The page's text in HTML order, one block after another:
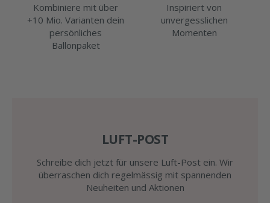
Kombiniere mit über
+10 Mio. Varianten dein
persönliches
Ballonpaket
Inspiriert von
unvergesslichen
Momenten
LUFT-POST
Schreibe dich jetzt für unsere Luft-Post ein. Wir
überraschen dich regelmässig mit spannenden
Neuheiten und Aktionen